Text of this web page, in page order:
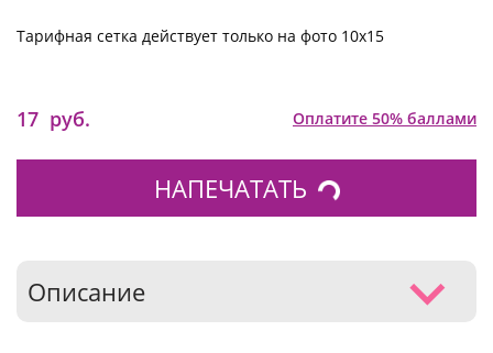
Тарифная сетка действует только на фото 10х15
17 руб. Оплатите 50% баллами
НАПЕЧАТАТЬ
Описание